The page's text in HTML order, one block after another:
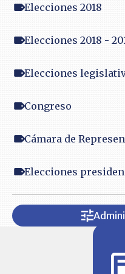
Elecciones 2018
Elecciones 2018 -
Elecciones
Congreso
Cámara de
Elecciones